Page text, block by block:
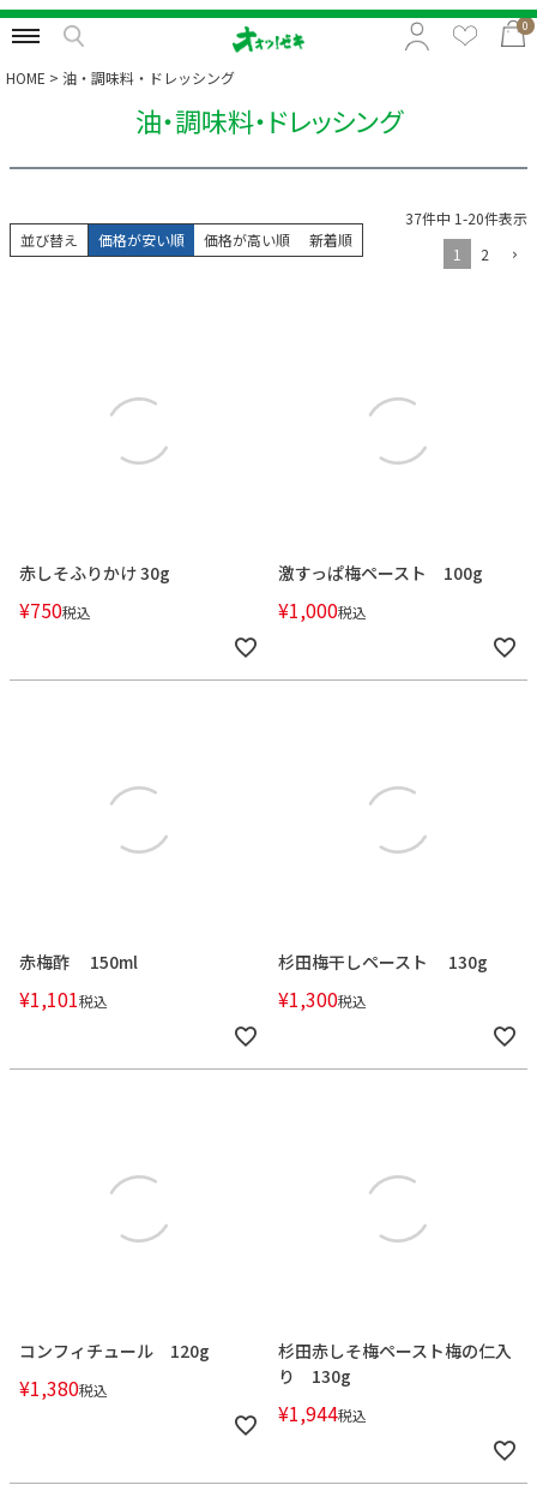
0
特集から選択
カテゴリから選択
HOME 油・調味料・ドレッシング
油・調味料・ドレッシング
並び替え 価格が安い順 価格が高い順 新着順
37件中 1-20件表示
1
2
赤しそふりかけ 30g
¥750税込
激すっぱ梅ペースト 100g
¥1,000税込
赤梅酢 150ml
¥1,101税込
杉田梅干しペースト 130g
¥1,300税込
コンフィチュール 120g
¥1,380税込
杉田赤しそ梅ペースト梅の仁入
り 130g
¥1,944税込